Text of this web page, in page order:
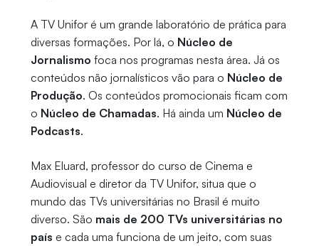
A TV Unifor é um grande laboratório de prática para
diversas formações. Por lá, o Núcleo de
Jornalismo foca nos programas nesta área. Já os
conteúdos não jornalísticos vão para o Núcleo de
Produção. Os conteúdos promocionais ficam com
o Núcleo de Chamadas. Há ainda um Núcleo de
Podcasts.
Max Eluard, professor do curso de Cinema e
Audiovisual e diretor da TV Unifor, situa que o
mundo das TVs universitárias no Brasil é muito
diverso. São mais de 200 TVs universitárias no
país e cada uma funciona de um jeito, com suas